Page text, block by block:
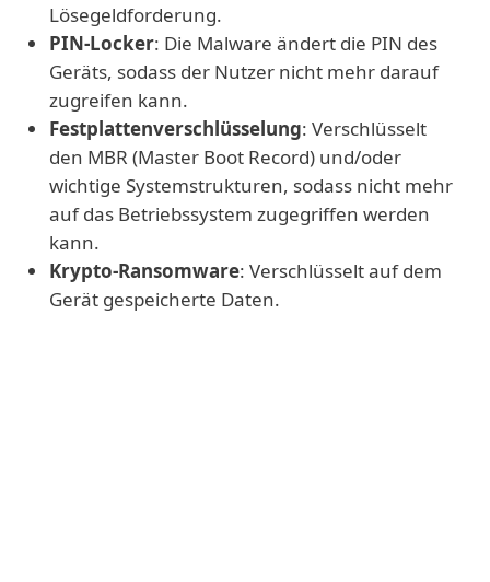
Lösegeldforderung.
PIN-Locker: Die Malware ändert die PIN des
Geräts, sodass der Nutzer nicht mehr darauf
zugreifen kann.
Festplattenverschlüsselung: Verschlüsselt
den MBR (Master Boot Record) und/oder
wichtige Systemstrukturen, sodass nicht mehr
auf das Betriebssystem zugegriffen werden
kann.
Krypto-Ransomware: Verschlüsselt auf dem
Gerät gespeicherte Daten.